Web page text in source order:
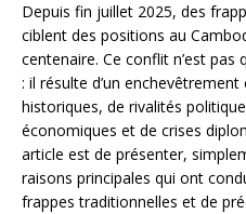
Depuis fin juillet 2025, des
ciblent des positions au
centenaire. Ce conflit n’est pas
: il résulte d’un
historiques, de rivalités
économiques et de crises
article est de présenter,
raisons principales qui ont
frappes traditionnelles et de